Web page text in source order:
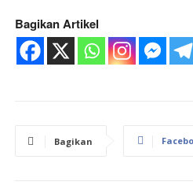
Bagikan Artikel
Bagikan